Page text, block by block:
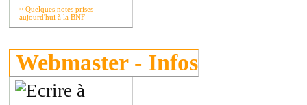
¤ Quelques notes prises
aujourd'hui à la BNF
Webmaster - Infos